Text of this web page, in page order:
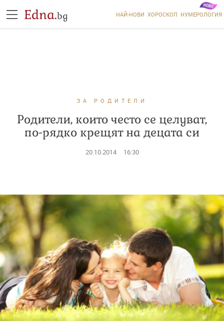
Edna.bg НАЙ-НОВИ ХОРОСКОП НУМЕРОЛОГИЯ
ЗА РОДИТЕЛИ
Родители, които често се целуват,
по-рядко крещят на децата си
20.10.2014 16:30